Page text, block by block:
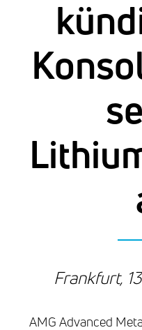
Frankfurt,
AMG Advanced